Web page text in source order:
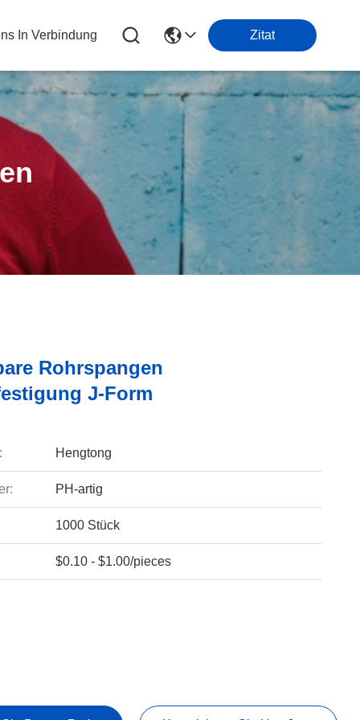
In Verbindung Zitat
Rohrspangen
J-Form
Hengtong
PH-artig
1000 Stück
$0.10 - $1.00/pieces